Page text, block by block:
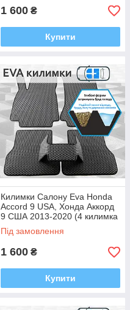
1 600 ₴
Купити
Килимки Салону Eva Honda
Accord 9 USA, Хонда Аккорд
9 США 2013-2020 (4 килимка
і тунель між задніми, багато
кольорів Ева, Єва)
Під замовлення
1 600 ₴
Купити